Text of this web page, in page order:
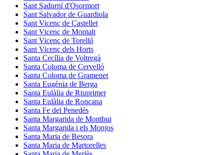
Sant Sadurní d'Osormort
Sant Salvador de Guardiola
Sant Vicenç de Castellet
Sant Vicenç de Montalt
Sant Vicenç de Torelló
Sant Vicenç dels Horts
Santa Cecília de Voltregà
Santa Coloma de Cervelló
Santa Coloma de Gramenet
Santa Eugènia de Berga
Santa Eulàlia de Riuprimer
Santa Eulàlia de Ronçana
Santa Fe del Penedès
Santa Margarida de Montbui
Santa Margarida i els Monjos
Santa Maria de Besora
Santa Maria de Martorelles